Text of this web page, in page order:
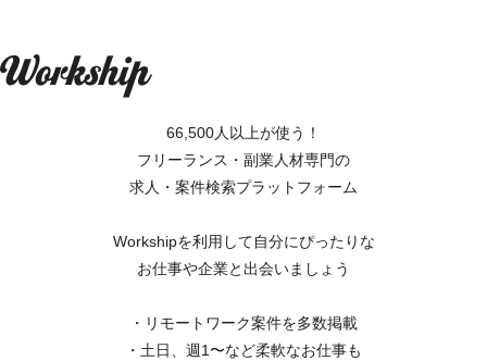
66,500人以上が使う！
フリーランス・副業人材専門の
求人・案件検索プラットフォーム
Workshipを利用して自分にぴったりな
お仕事や企業と出会いましょう
・リモートワーク案件を多数掲載
・土日、週1〜など柔軟なお仕事も